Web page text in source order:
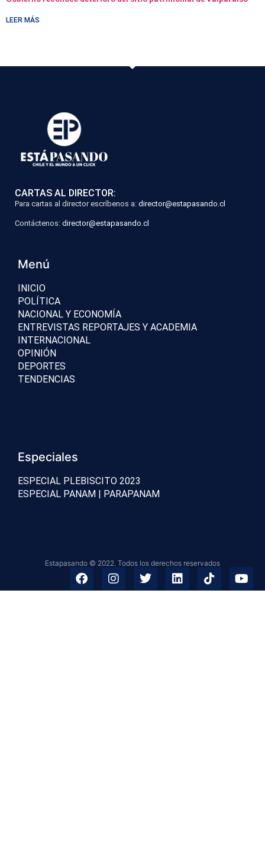
LEER MÁS
CARTAS AL DIRECTOR:
Para cartas al director escríbenos a: director@estapasando.cl
Contáctenos: director@estapasando.cl
Menú
INICIO
POLÍTICA
NACIONAL Y ECONOMÍA
ENTREVISTAS REPORTAJES Y ACADEMIA
INTERNACIONAL
OPINIÓN
DEPORTES
TENDENCIAS
Especiales
ESPECIAL PLEBISCITO 2023
ESPECIAL PANAM | PARAPANAM
Estapasando © 2022. Todos los derechos reservados